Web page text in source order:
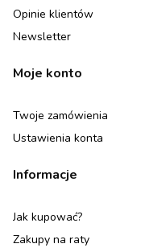
Opinie klientów
Newsletter
Moje konto
Twoje zamówienia
Ustawienia konta
Informacje
Jak kupować?
Zakupy na raty